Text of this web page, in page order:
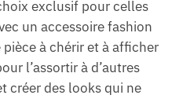
exclusif pour celles
un accessoire fashion
à chérir et à afficher
l’assortir à d’autres
créer des looks qui ne